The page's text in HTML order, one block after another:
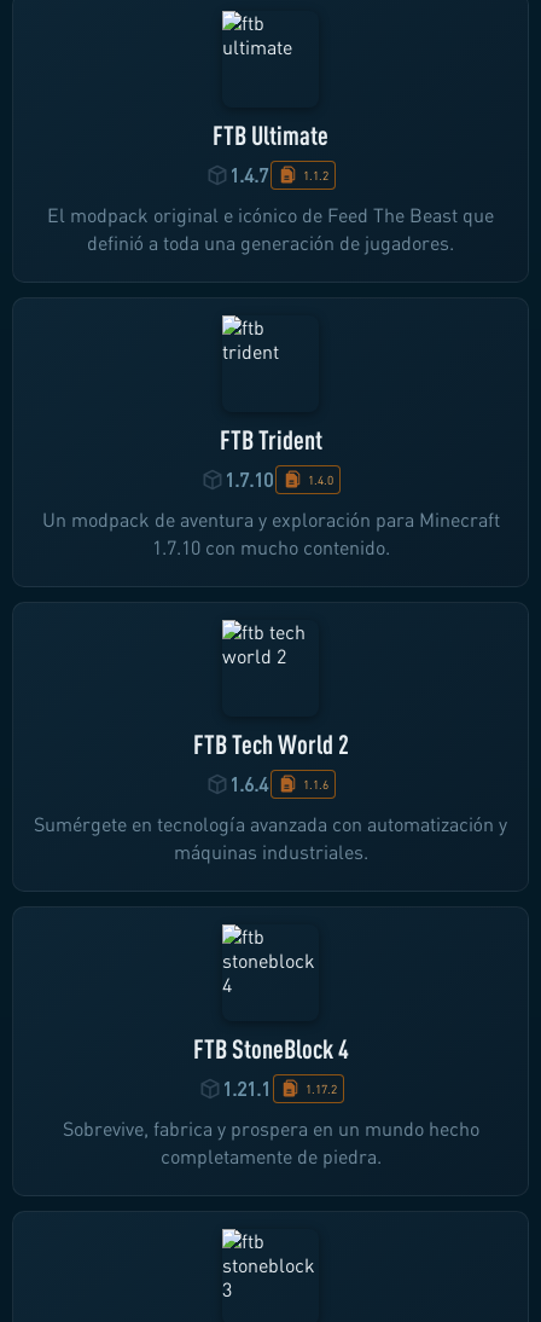
FTB Ultimate
1.4.7 1.1.2
El modpack original e icónico de Feed The Beast que
definió a toda una generación de jugadores.
FTB Trident
1.7.10 1.4.0
Un modpack de aventura y exploración para Minecraft
1.7.10 con mucho contenido.
FTB Tech World 2
1.6.4 1.1.6
Sumérgete en tecnología avanzada con automatización y
máquinas industriales.
FTB StoneBlock 4
1.21.1 1.17.2
Sobrevive, fabrica y prospera en un mundo hecho
completamente de piedra.